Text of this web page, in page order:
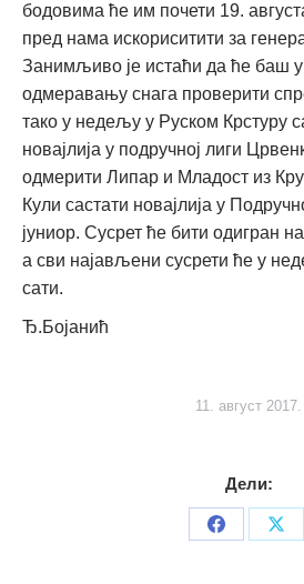
бодовима ће им почети 19.
пред нама искориситити за
Занимљиво је истаћи да ће баш
одмеравању снага проверити
тако у недељу у Руском Крстуру
новајлија у подручној лиги
одмерити Липар и Младост из
Кули састати новајлија у
јуниор. Сусрет ће бити одигран
а сви најављени сусрети ће у
сати.
Ђ.Бојанић
11. август 2017.
Дели:
Share